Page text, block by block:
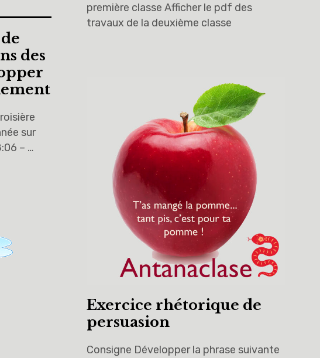
première classe Afficher le pdf des
travaux de la deuxième classe
des
sur
– …
Exercice rhétorique de
persuasion
Consigne Développer la phrase suivante